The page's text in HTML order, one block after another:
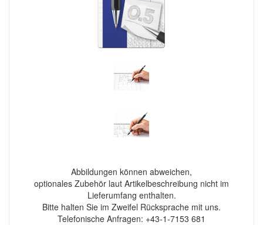
Abbildungen können abweichen,
optionales Zubehör laut Artikelbeschreibung nicht im
Lieferumfang enthalten.
Bitte halten Sie im Zweifel Rücksprache mit uns.
Telefonische Anfragen: +43-1-7153 681